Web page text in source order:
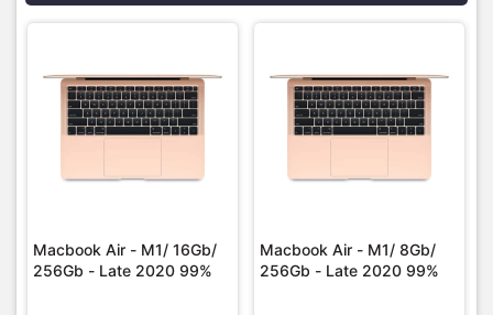
dùng có thể sử dụng máy tính bảng như một thiết bị để
về màu sắc quá nhiều.
Macbook Air - M1/ 16Gb/
256Gb - Late 2020 99%
Macbook Air - M1/ 8Gb/
256Gb - Late 2020 99%